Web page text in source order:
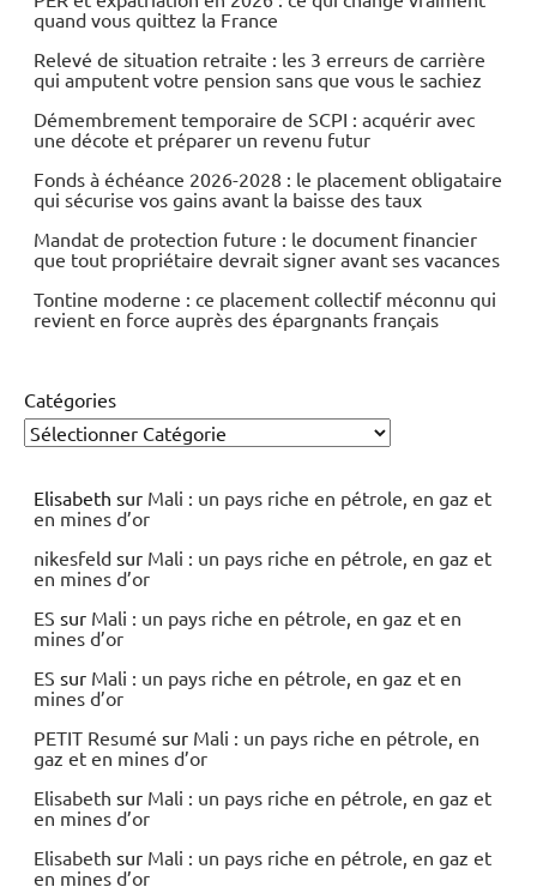
quand vous quittez la France
Relevé de situation retraite : les 3 erreurs de carrière
qui amputent votre pension sans que vous le sachiez
Démembrement temporaire de SCPI : acquérir avec
une décote et préparer un revenu futur
Fonds à échéance 2026-2028 : le placement obligataire
qui sécurise vos gains avant la baisse des taux
Mandat de protection future : le document financier
que tout propriétaire devrait signer avant ses vacances
Tontine moderne : ce placement collectif méconnu qui
revient en force auprès des épargnants français
Catégories
Elisabeth sur Mali : un pays riche en pétrole, en gaz et
en mines d’or
nikesfeld sur Mali : un pays riche en pétrole, en gaz et
en mines d’or
ES sur Mali : un pays riche en pétrole, en gaz et en
mines d’or
ES sur Mali : un pays riche en pétrole, en gaz et en
mines d’or
PETIT Resumé sur Mali : un pays riche en pétrole, en
gaz et en mines d’or
Elisabeth sur Mali : un pays riche en pétrole, en gaz et
en mines d’or
Elisabeth sur Mali : un pays riche en pétrole, en gaz et
en mines d’or